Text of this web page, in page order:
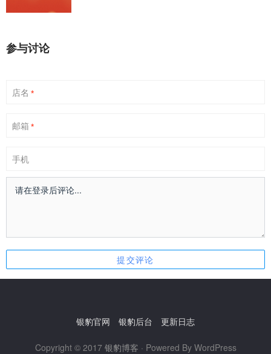
参与讨论
店名 *
邮箱 *
手机
银豹官网 银豹后台 更新日志
Copyright © 2017 银豹博客 · Powered By WordPress